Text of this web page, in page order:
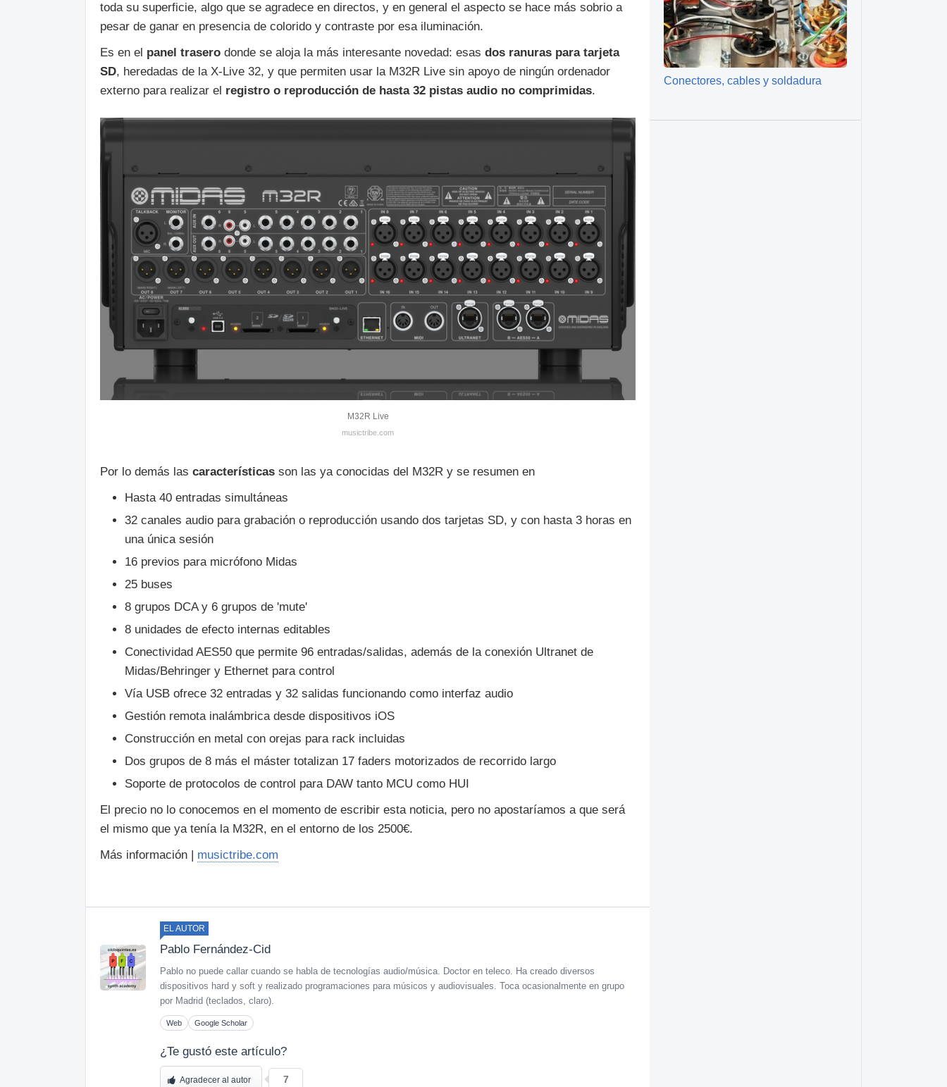
toda su superficie, algo que se agradece en directos, y en general el aspecto se hace más sobrio a
pesar de ganar en presencia de colorido y contraste por esa iluminación.
Es en el panel trasero donde se aloja la más interesante novedad: esas dos ranuras para tarjeta
SD, heredadas de la X-Live 32, y que permiten usar la M32R Live sin apoyo de ningún ordenador
externo para realizar el registro o reproducción de hasta 32 pistas audio no comprimidas.
M32R Live
musictribe.com
Por lo demás las características son las ya conocidas del M32R y se resumen en
Hasta 40 entradas simultáneas
32 canales audio para grabación o reproducción usando dos tarjetas SD, y con hasta 3 horas en
una única sesión
16 previos para micrófono Midas
25 buses
8 grupos DCA y 6 grupos de 'mute'
8 unidades de efecto internas editables
Conectividad AES50 que permite 96 entradas/salidas, además de la conexión Ultranet de
Midas/Behringer y Ethernet para control
Vía USB ofrece 32 entradas y 32 salidas funcionando como interfaz audio
Gestión remota inalámbrica desde dispositivos iOS
Construcción en metal con orejas para rack incluidas
Dos grupos de 8 más el máster totalizan 17 faders motorizados de recorrido largo
Soporte de protocolos de control para DAW tanto MCU como HUI
El precio no lo conocemos en el momento de escribir esta noticia, pero no apostaríamos a que será
el mismo que ya tenía la M32R, en el entorno de los 2500€.
Más información | musictribe.com
EL AUTOR
Pablo Fernández-Cid
Pablo no puede callar cuando se habla de tecnologías audio/música. Doctor en teleco. Ha creado diversos
dispositivos hard y soft y realizado programaciones para músicos y audiovisuales. Toca ocasionalmente en grupo
por Madrid (teclados, claro).
Web Google Scholar
¿Te gustó este artículo?
Agradecer al autor 7
Conectores, cables y soldadura